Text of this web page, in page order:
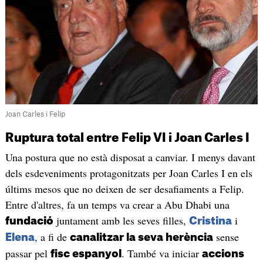
Joan Carles i Felip
Ruptura total entre Felip VI i Joan Carles I
Una postura que no està disposat a canviar. I menys davant
dels esdeveniments protagonitzats per Joan Carles I en els
últims mesos que no deixen de ser desafiaments a Felip.
Entre d'altres, fa un temps va crear a Abu Dhabi una
fundació juntament amb les seves filles, Cristinai
Elena, a fi de canalitzar la seva herènciasense
passar pel fisc espanyol . També va iniciar accions